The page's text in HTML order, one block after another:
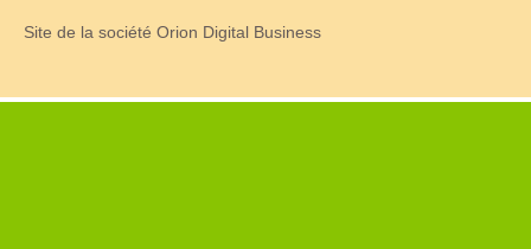
Site de la société Orion Digital Business